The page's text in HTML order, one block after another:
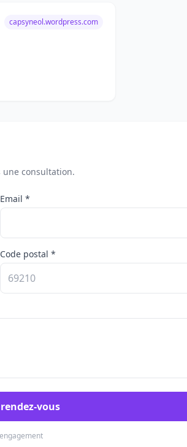
capsyneol.wordpress.com
une consultation.
Email *
Code postal *
vous